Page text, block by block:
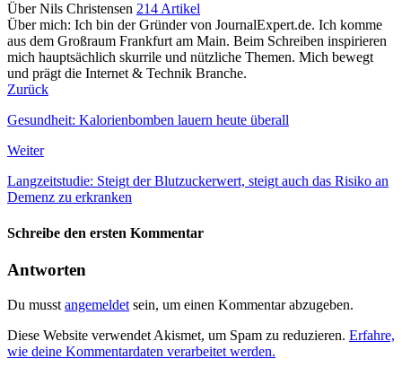
Über Nils Christensen 214 Artikel
Über mich: Ich bin der Gründer von JournalExpert.de. Ich komme
aus dem Großraum Frankfurt am Main. Beim Schreiben inspirieren
mich hauptsächlich skurrile und nützliche Themen. Mich bewegt
und prägt die Internet & Technik Branche.
Zurück
Gesundheit: Kalorienbomben lauern heute überall
Weiter
Langzeitstudie: Steigt der Blutzuckerwert, steigt auch das Risiko an
Demenz zu erkranken
Schreibe den ersten Kommentar
Antworten
Du musst angemeldet sein, um einen Kommentar abzugeben.
Diese Website verwendet Akismet, um Spam zu reduzieren. Erfahre,
wie deine Kommentardaten verarbeitet werden.